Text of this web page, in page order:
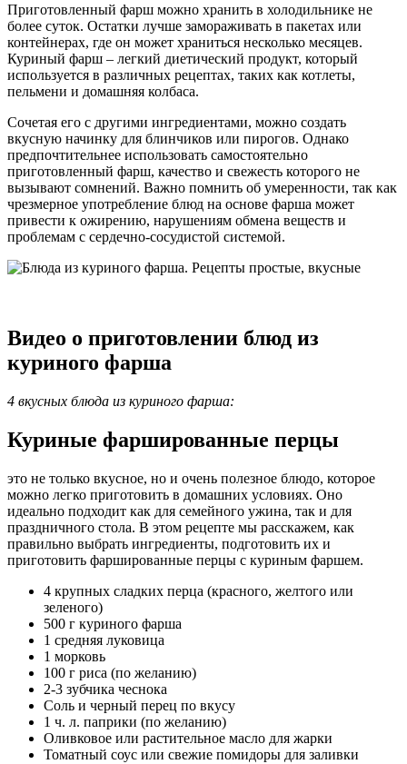
Приготовленный фарш можно хранить в холодильнике не
более суток. Остатки лучше замораживать в пакетах или
контейнерах, где он может храниться несколько месяцев.
Куриный фарш – легкий диетический продукт, который
используется в различных рецептах, таких как котлеты,
пельмени и домашняя колбаса.
Сочетая его с другими ингредиентами, можно создать
вкусную начинку для блинчиков или пирогов. Однако
предпочтительнее использовать самостоятельно
приготовленный фарш, качество и свежесть которого не
вызывают сомнений. Важно помнить об умеренности, так как
чрезмерное употребление блюд на основе фарша может
привести к ожирению, нарушениям обмена веществ и
проблемам с сердечно-сосудистой системой.
Видео о приготовлении блюд из
куриного фарша
4 вкусных блюда из куриного фарша:
Куриные фаршированные перцы
это не только вкусное, но и очень полезное блюдо, которое
можно легко приготовить в домашних условиях. Оно
идеально подходит как для семейного ужина, так и для
праздничного стола. В этом рецепте мы расскажем, как
правильно выбрать ингредиенты, подготовить их и
приготовить фаршированные перцы с куриным фаршем.
4 крупных сладких перца (красного, желтого или
зеленого)
500 г куриного фарша
1 средняя луковица
1 морковь
100 г риса (по желанию)
2-3 зубчика чеснока
Соль и черный перец по вкусу
1 ч. л. паприки (по желанию)
Оливковое или растительное масло для жарки
Томатный соус или свежие помидоры для заливки